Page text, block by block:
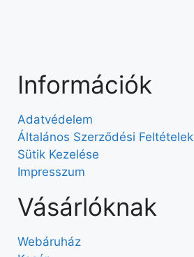
Információk
Adatvédelem
Általános Szerződési Feltételek
Sütik Kezelése
Impresszum
Vásárlóknak
Webáruház